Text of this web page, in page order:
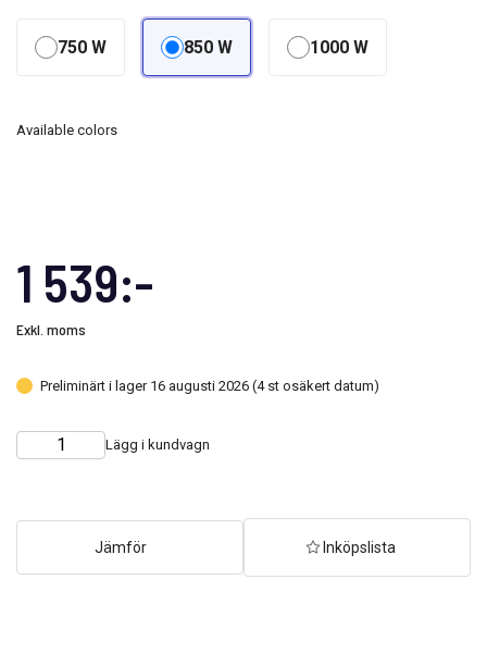
1 539:-
Exkl. moms
750 W 850 W 1000 W
Available colors
Preliminärt i lager 16 augusti 2026 (4 st osäkert datum)
Choose
Quantity Lägg i kundvagn
Jämför Inköpslista